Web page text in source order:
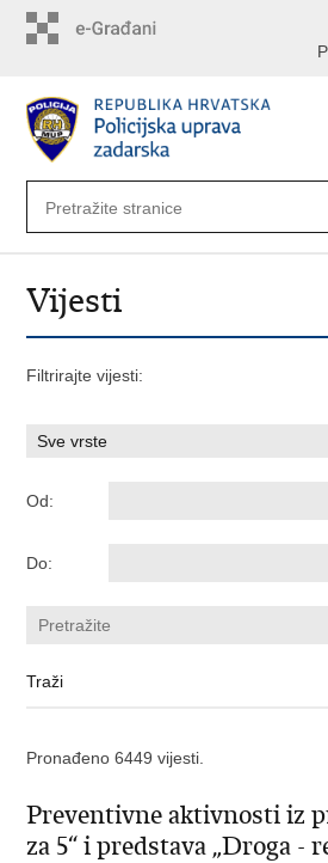
Vijesti
Filtrirajte vijesti:
Od:
Do:
Pronađeno 6449 vijesti.
Preventivne aktivnosti iz
za 5“ i predstava „Droga -